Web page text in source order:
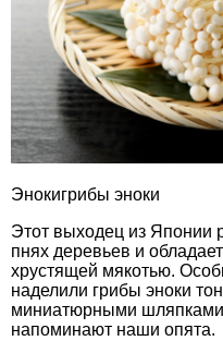
Энокигрибы эноки
Этот выходец из Японии
пнях деревьев и
хрустящей мякотью.
наделили грибы эноки
миниатюрными
напоминают наши опята.